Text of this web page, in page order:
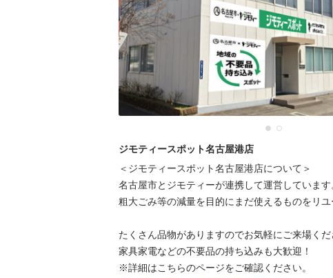
ジモティースポット名古屋港店
＜ジモティースポット名古屋港店について＞
名古屋市とジモティーが連携して運営しています
粗⼤ごみ等の減量を⽬的にまだ使えるものをリユ
たくさん品物がありますのでお気軽にご来場くだ
家具家電などの不要品の持ち込みも大歓迎！